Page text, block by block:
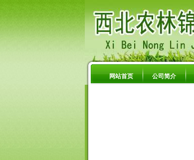
网站首页 公司简介